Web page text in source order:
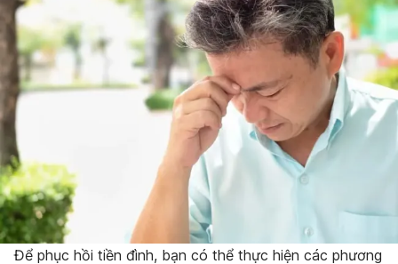
Để phục hồi tiền đình, bạn có thể thực hiện các phương